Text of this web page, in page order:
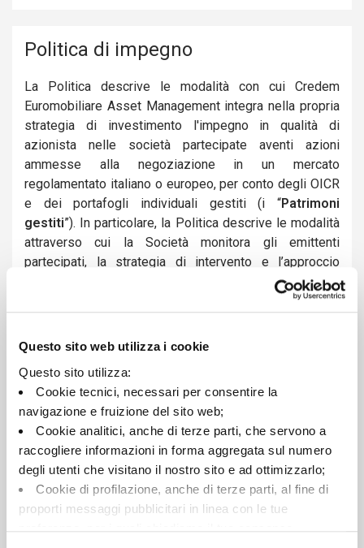
Questo sito web utilizza i cookie
Questo sito utilizza:
Cookie tecnici, necessari per consentire la
navigazione e fruizione del sito web;
Cookie analitici, anche di terze parti, che servono a
raccogliere informazioni in forma aggregata sul numero
degli utenti che visitano il nostro sito e ad ottimizzarlo;
Cookie di profilazione, anche di terze parti, al fine di
proporti messaggi pubblicitari in linea con le tue
Politica di impegno
La Politica descrive le modalità con cui Credem
Euromobiliare Asset Management integra nella propria
strategia di investimento l'impegno in qualità di
azionista nelle società partecipate aventi azioni
ammesse alla negoziazione in un mercato
regolamentato italiano o europeo, per conto degli OICR
e dei portafogli individuali gestiti (i “Patrimoni
gestiti”). In particolare, la Politica descrive le modalità
attraverso cui la Società monitora gli emittenti
partecipati, la strategia di intervento e l’approccio
all’engagement collettivo, esercita i diritti di voto e
tiene traccia dei diritti inerenti agli strumenti finanziari
La Politica è redatta in coerenza con i principi guida
adottati da Assogestioni1 al fine di fornire una best
practice di alto livello in grado di stimolare il confronto
e la collaborazione fra le società di gestione e gli
emittenti quotati in cui esse investono i patrimoni
gestiti nell'ambito dei servizi di gestione collettiva e di
gestione di portafogli, nonché con il codice di
stewardship adottato dall’EFAMA (European Fund and
Asset Management Association)2, cui i Principi Italiani